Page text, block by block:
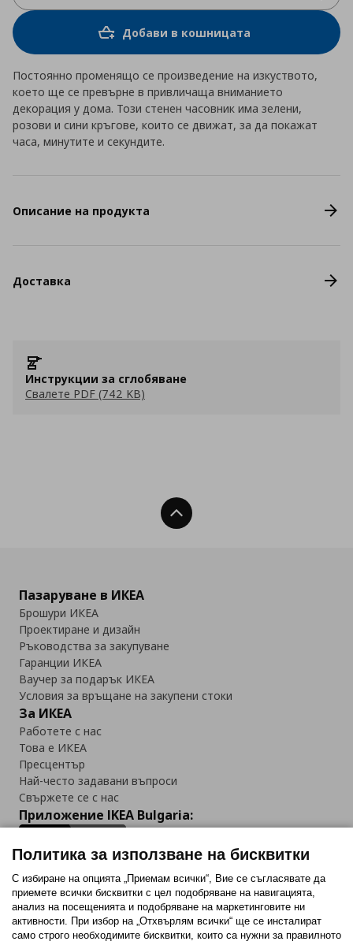
Добави в кошницата
Постоянно променящо се произведение на изкуството,
което ще се превърне в привличаща вниманието
декорация у дома. Този стенен часовник има зелени,
розови и сини кръгове, които се движат, за да покажат
часа, минутите и секундите.
Описание на продукта
Доставка
Инструкции за сглобяване
Свалете PDF (742 KB)
Нагоре
Пазаруване в ИКЕА
Брошури ИКЕА
Проектиране и дизайн
Ръководства за закупуване
Гаранции ИКЕА
Ваучер за подарък ИКЕА
Условия за връщане на закупени стоки
За ИКЕА
Работете с нас
Това е ИКЕА
Пресцентър
Най-често задавани въпроси
Свържете се с нас
Приложение IKEA Bulgaria:
Последвайте ни:
FacebookTwitterYoutubePinterestInstagram
Политика за използване на бисквитки
С избиране на опцията „Приемам всички“, Вие се съгласявате да
приемете всички бисквитки с цел подобряване на навигацията,
анализ на посещенията и подобряване на маркетинговите ни
активности. При избор на „Отхвърлям всички“ ще се инсталират
само строго необходимитe бисквитки, които са нужни за правилното